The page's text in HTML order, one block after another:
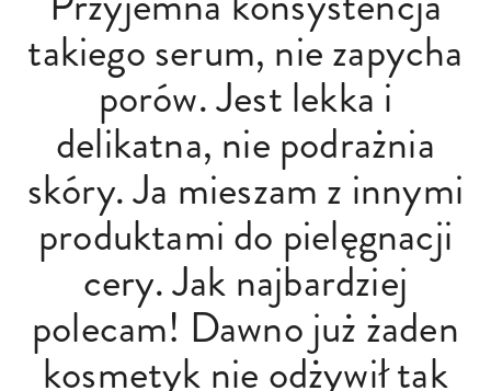
takiego serum, nie zapycha
porów. Jest lekka i
delikatna, nie podrażnia
skóry. Ja mieszam z innymi
produktami do pielęgnacji
cery. Jak najbardziej
polecam! Dawno już żaden
kosmetyk nie odżywił tak